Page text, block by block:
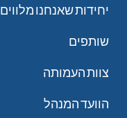
יחידות שאנחנו מלווים
שותפים
צוות העמותה
הוועד המנהל